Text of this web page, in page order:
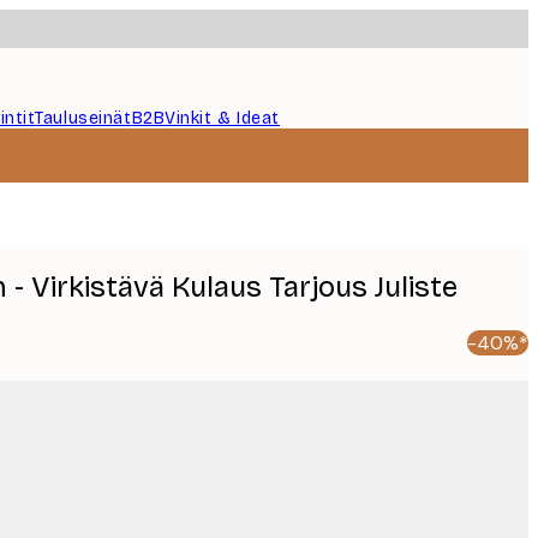
TauluseinätB2BVinkit & Ideat
Virkistävä Kulaus Tarjous Juliste
-40%*